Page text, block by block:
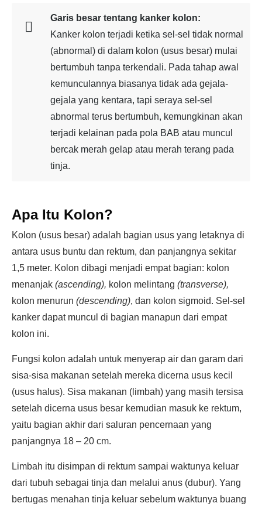
Garis besar tentang kanker kolon:
Kanker kolon terjadi ketika sel-sel tidak normal
(abnormal) di dalam kolon (usus besar) mulai
bertumbuh tanpa terkendali. Pada tahap awal
kemunculannya biasanya tidak ada gejala-
gejala yang kentara, tapi seraya sel-sel
abnormal terus bertumbuh, kemungkinan akan
terjadi kelainan pada pola BAB atau muncul
bercak merah gelap atau merah terang pada
tinja.
Apa Itu Kolon?
Kolon (usus besar) adalah bagian usus yang letaknya di
antara usus buntu dan rektum, dan panjangnya sekitar
1,5 meter. Kolon dibagi menjadi empat bagian: kolon
menanjak (ascending), kolon melintang (transverse),
kolon menurun (descending), dan kolon sigmoid. Sel-sel
kanker dapat muncul di bagian manapun dari empat
kolon ini.
Fungsi kolon adalah untuk menyerap air dan garam dari
sisa-sisa makanan setelah mereka dicerna usus kecil
(usus halus). Sisa makanan (limbah) yang masih tersisa
setelah dicerna usus besar kemudian masuk ke rektum,
yaitu bagian akhir dari saluran pencernaan yang
panjangnya 18 – 20 cm.
Limbah itu disimpan di rektum sampai waktunya keluar
dari tubuh sebagai tinja dan melalui anus (dubur). Yang
bertugas menahan tinja keluar sebelum waktunya buang